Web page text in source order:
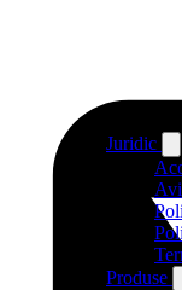
Juridic
Produse